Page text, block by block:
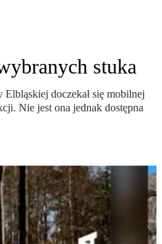
stuka
doczekał się mobilnej
Nie jest ona jednak dostępna